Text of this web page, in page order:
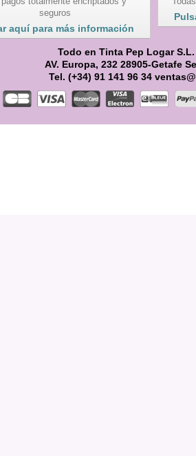
seguros
aquí para más información
Todo en Tinta Pep Logar
AV. Europa, 232 28905-Getafe
Tel. (+34) 91 141 96 34